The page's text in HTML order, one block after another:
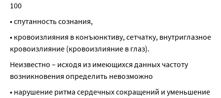
100
• спутанность сознания,
• кровоизлияния в конъюнктиву, сетчатку, внутриглазное
кровоизлияние (кровоизлияние в глаз).
Неизвестно – исходя из имеющихся данных частоту
возникновения определить невозможно
• нарушение ритма сердечных сокращений и уменьшение